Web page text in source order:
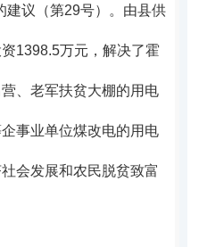
议（第29号）。 由县供
1398.5万元，解决了霍
、老军扶贫大棚的用电
事业单位煤改电的用电
会发展和农民脱贫致富